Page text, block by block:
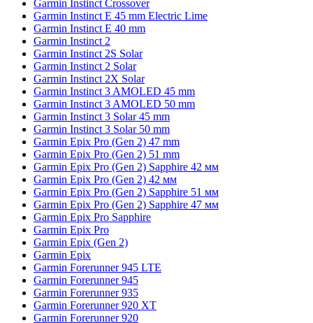
Garmin Instinct Crossover
Garmin Instinct E 45 mm Electric Lime
Garmin Instinct E 40 mm
Garmin Instinct 2
Garmin Instinct 2S Solar
Garmin Instinct 2 Solar
Garmin Instinct 2X Solar
Garmin Instinct 3 AMOLED 45 mm
Garmin Instinct 3 AMOLED 50 mm
Garmin Instinct 3 Solar 45 mm
Garmin Instinct 3 Solar 50 mm
Garmin Epix Pro (Gen 2) 47 mm
Garmin Epix Pro (Gen 2) 51 mm
Garmin Epix Pro (Gen 2) Sapphire 42 мм
Garmin Epix Pro (Gen 2) 42 мм
Garmin Epix Pro (Gen 2) Sapphire 51 мм
Garmin Epix Pro (Gen 2) Sapphire 47 мм
Garmin Epix Pro Sapphire
Garmin Epix Pro
Garmin Epix (Gen 2)
Garmin Epix
Garmin Forerunner 945 LTE
Garmin Forerunner 945
Garmin Forerunner 935
Garmin Forerunner 920 XT
Garmin Forerunner 920